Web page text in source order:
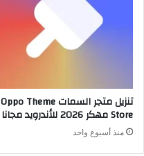
تنزيل متجر السمات Oppo Theme
Store مهكر 2026 للأندرويد مجانا
منذ أسبوع واحد